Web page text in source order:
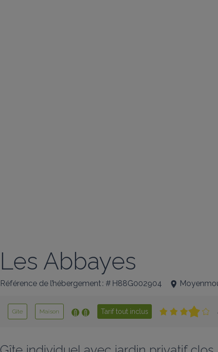
Les Abbayes
Référence de l’hébergement : # H88G002904
Gîte Maison Tarif tout inclus